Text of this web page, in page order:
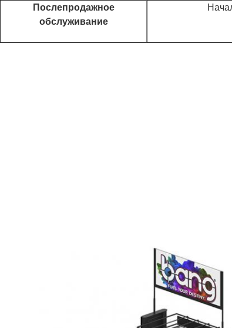
Послепродажное
обслуживание